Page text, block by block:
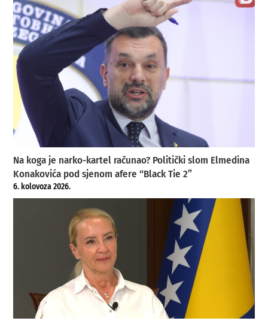
Na koga je narko-kartel računao? Politički slom Elmedina
Konakovića pod sjenom afere “Black Tie 2”
6. kolovoza 2026.